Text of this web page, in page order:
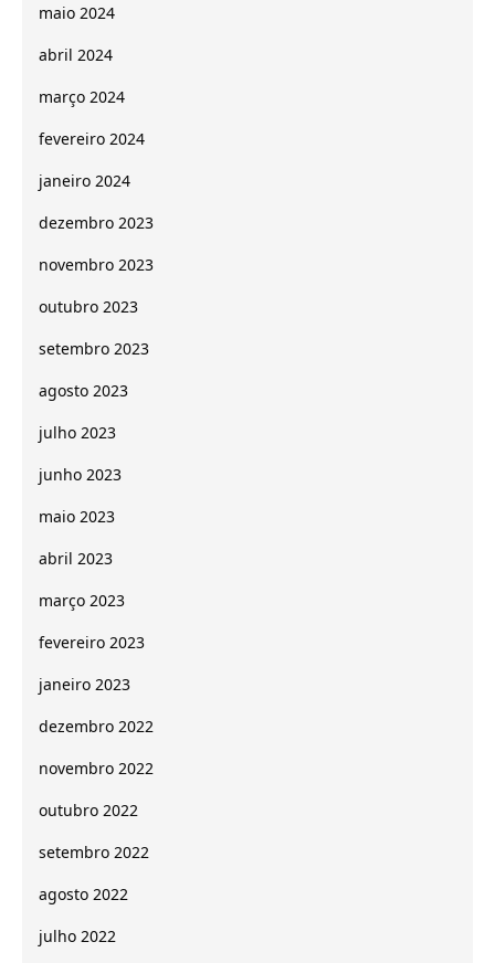
maio 2024
abril 2024
março 2024
fevereiro 2024
janeiro 2024
dezembro 2023
novembro 2023
outubro 2023
setembro 2023
agosto 2023
julho 2023
junho 2023
maio 2023
abril 2023
março 2023
fevereiro 2023
janeiro 2023
dezembro 2022
novembro 2022
outubro 2022
setembro 2022
agosto 2022
julho 2022